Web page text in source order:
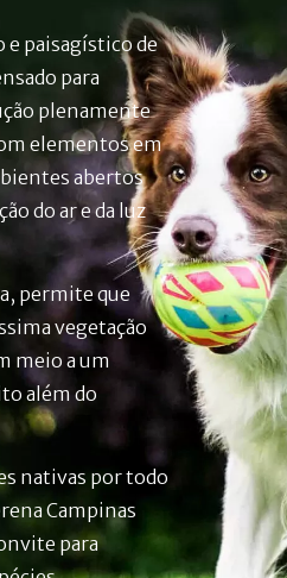
paisagístico de
para
plenamente
elementos em
abertos
do ar e da luz
permite que
vegetação
meio a um
além do
nativas por todo
Campinas
para